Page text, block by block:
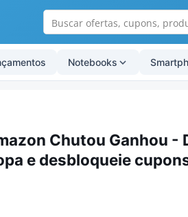
Notebooks
Chutou Ganhou -
e desbloqueie